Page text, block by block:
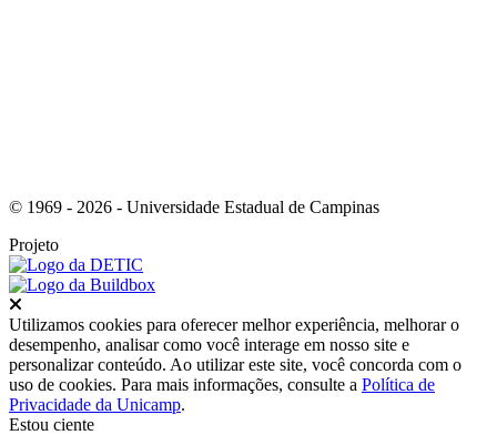
© 1969 - 2026 - Universidade Estadual de Campinas
Projeto
Utilizamos cookies para oferecer melhor experiência, melhorar o
desempenho, analisar como você interage em nosso site e
personalizar conteúdo. Ao utilizar este site, você concorda com o
uso de cookies. Para mais informações, consulte a Política de
Privacidade da Unicamp.
Estou ciente